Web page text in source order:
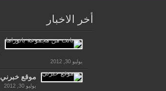
أخر الاخبار
يوليو 30, 2012
موقع خبرني
يوليو 30, 2012